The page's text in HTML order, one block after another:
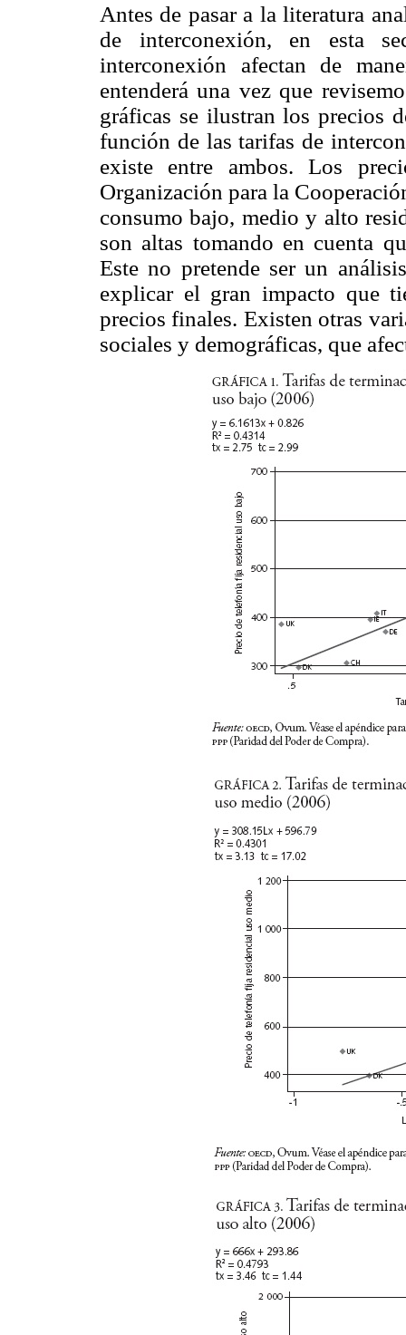
Antes de pasar a la literatura
de interconexión, en esta
interconexión afectan de
entenderá una vez que
gráficas se ilustran los precios
función de las tarifas de
existe entre ambos. Los
Organización para la
consumo bajo, medio y alto
son altas tomando en cuenta
Este no pretende ser un
explicar el gran impacto que
precios finales. Existen otras
sociales y demográficas, que